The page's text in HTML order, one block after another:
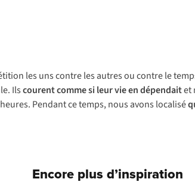
les uns contre les autres ou contre le
Ilscourent comme si leur vie en dépendaitet
Pendant ce temps, nous avons localisé
Encore plus d’inspiration